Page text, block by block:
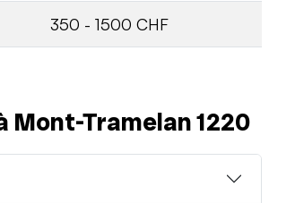
350 - 1500 CHF
Tramelan 1220